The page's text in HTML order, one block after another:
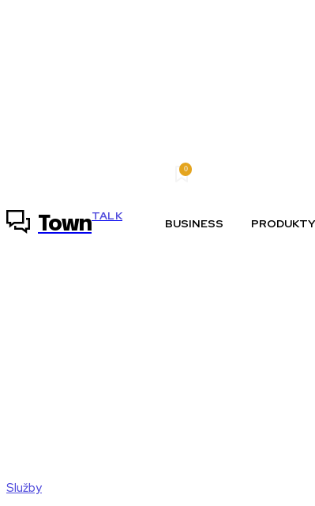
0
TownTALK
BUSINESS PRODUKTY
Služby